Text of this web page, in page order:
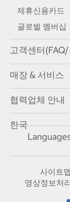
제휴신용카드
글로벌 멤버십
고객센터
매장 & 서비스
협력업체 안내
한국
사이트맵
영상정보처